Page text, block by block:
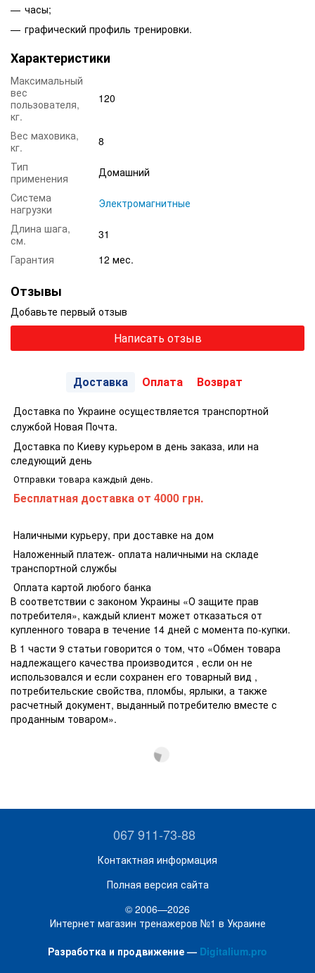
часы;
графический профиль тренировки.
Характеристики
Максимальный
вес
пользователя,
кг.
120
Вес маховика,
кг.
8
Тип
применения
Домашний
Система
нагрузки
Электромагнитные
Длина шага,
см.
31
Гарантия
12 мес.
Отзывы
Добавьте первый отзыв
Написать отзыв
Доставка Оплата Возврат
Доставка по Украине осуществляется транспортной
службой Новая Почта.
Доставка по Киеву курьером в день заказа, или на
следующий день
Отправки товара каждый день.
Бесплатная доставка от 4000 грн.
Наличными курьеру, при доставке на дом
Наложенный платеж- оплата наличными на складе
транспортной службы
Оплата картой любого банка
В соответствии с законом Украины «О защите прав
потребителя», каждый клиент может отказаться от
купленного товара в течение 14 дней с момента по-купки.
В 1 части 9 статьи говорится о том, что «Обмен товара
надлежащего качества производится , если он не
использовался и если сохранен его товарный вид ,
потребительские свойства, пломбы, ярлыки, а также
расчетный документ, выданный потребителю вместе с
проданным товаром».
067 911-73-88
Контактная информация
Полная версия сайта
© 2006—2026
Интернет магазин тренажеров №1 в Украине
Разработка и продвижение — Digitalium.pro